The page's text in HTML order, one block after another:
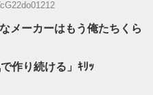
メーカーはもう俺たちくら
作り続ける」ｷﾘｯ